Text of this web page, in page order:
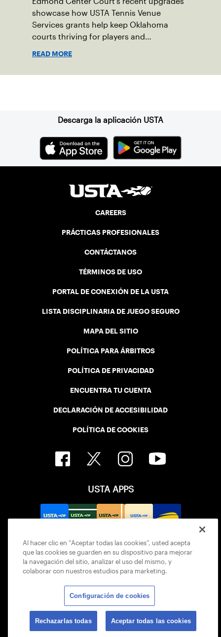
showcase how USTA Tennis Venue
Services grants help keep Oklahoma
courts thriving for players and
READ MORE
Descarga la aplicación USTA
CAREERS
PRÁCTICAS PROFESIONALES
CONTÁCTANOS
TÉRMINOS DE USO
PORTAL DE CONEXIÓN DE LA USTA
LISTA DISCIPLINARIA DE JUEGO SEGURO
MAPA DEL SITIO
POLÍTICA PARA ÁRBITROS
POLÍTICA DE PRIVACIDAD
ENCUENTRA TU CUENTA
DECLARACIÓN DE ACCESIBILIDAD
POLÍTICA DE COOKIES
USTA APPS
© 2026 USTA ALL RIGHTS RESERVED
Al hacer clic en “Aceptar todas las cookies”, usted acepta
que las cookies se guarden en su dispositivo para mejorar
la navegación del sitio, analizar el uso del mismo, y
colaborar con nuestros estudios para marketing.
Configuración de cookies
Rechazarlas todas Aceptar todas las cookies